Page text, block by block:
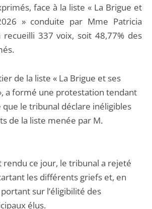
face à la liste « La Brigue et
» conduite par Mme Patricia
recueilli 337 voix, soit 48,77% des
de la liste « La Brigue et ses
a formé une protestation tendant
le tribunal déclare inéligibles
de la liste menée par M.
rendu ce jour, le tribunal a rejeté
les différents griefs et, en
sur l’éligibilité des
élus.